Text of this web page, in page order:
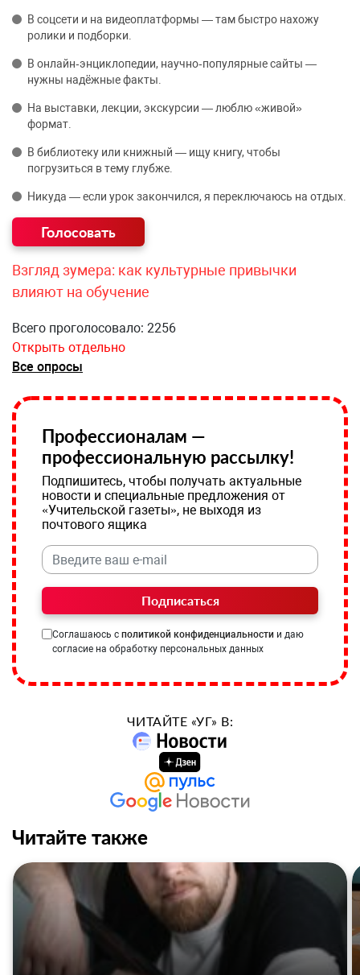
В соцсети и на видеоплатформы — там быстро нахожу
ролики и подборки.
В онлайн‑энциклопедии, научно‑популярные сайты —
нужны надёжные факты.
На выставки, лекции, экскурсии — люблю «живой»
формат.
В библиотеку или книжный — ищу книгу, чтобы
погрузиться в тему глубже.
Никуда — если урок закончился, я переключаюсь на отдых.
Взгляд зумера: как культурные привычки
влияют на обучение
Всего проголосовало: 2256
Открыть отдельно
Все опросы
Профессионалам —
профессиональную рассылку!
Подпишитесь, чтобы получать актуальные
новости и специальные предложения от
«Учительской газеты», не выходя из
почтового ящика
Подписаться
Соглашаюсь с политикой конфиденциальности и даю
согласие на обработку персональных данных
ЧИТАЙТЕ «УГ» В:
Читайте также